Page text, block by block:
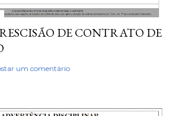
DE CONTRATO DE
um comentário